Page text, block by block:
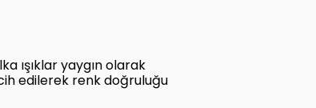
ışıklar yaygın olarak
edilerek renk doğruluğu